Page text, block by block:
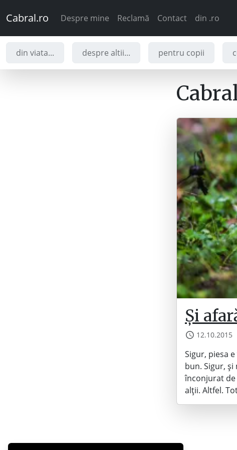
Cabral.ro Despre mine Reclamă Contact din .ro
din viata... despre altii... pentru copii
Și
12.10.2015
Sigur, piesa
bun. Sigur,
înconjurat
alții. Altfel.